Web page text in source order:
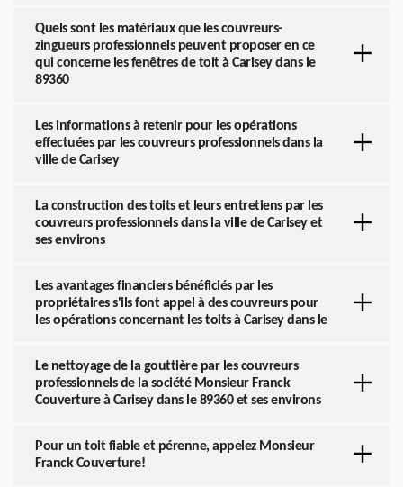
Quels sont les matériaux que les couvreurs-
zingueurs professionnels peuvent proposer en ce
qui concerne les fenêtres de toit à Carisey dans le
89360
Les informations à retenir pour les opérations
effectuées par les couvreurs professionnels dans la
ville de Carisey
La construction des toits et leurs entretiens par les
couvreurs professionnels dans la ville de Carisey et
ses environs
Les avantages financiers bénéficiés par les
propriétaires s'ils font appel à des couvreurs pour
les opérations concernant les toits à Carisey dans le
Le nettoyage de la gouttière par les couvreurs
professionnels de la société Monsieur Franck
Couverture à Carisey dans le 89360 et ses environs
Pour un toit fiable et pérenne, appelez Monsieur
Franck Couverture!